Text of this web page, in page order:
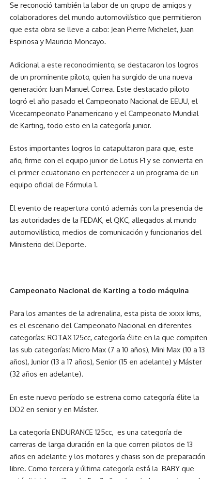
Se reconoció también la labor de un grupo de amigos y
colaboradores del mundo automovilístico que permitieron
que esta obra se lleve a cabo: Jean Pierre Michelet, Juan
Espinosa y Mauricio Moncayo.
Adicional a este reconocimiento, se destacaron los logros
de un prominente piloto, quien ha surgido de una nueva
generación: Juan Manuel Correa. Este destacado piloto
logró el año pasado el Campeonato Nacional de EEUU, el
Vicecampeonato Panamericano y el Campeonato Mundial
de Karting, todo esto en la categoría junior.
Estos importantes logros lo catapultaron para que, este
año, firme con el equipo junior de Lotus F1 y se convierta en
el primer ecuatoriano en pertenecer a un programa de un
equipo oficial de Fórmula 1.
El evento de reapertura contó además con la presencia de
las autoridades de la FEDAK, el QKC, allegados al mundo
automovilístico, medios de comunicación y funcionarios del
Ministerio del Deporte.
Campeonato Nacional de Karting a todo máquina
Para los amantes de la adrenalina, esta pista de xxxx kms,
es el escenario del Campeonato Nacional en diferentes
categorías: ROTAX 125cc, categoría élite en la que compiten
las sub categorías: Micro Max (7 a 10 años), Mini Max (10 a 13
años), Junior (13 a 17 años), Senior (15 en adelante) y Máster
(32 años en adelante).
En este nuevo período se estrena como categoría élite la
DD2 en senior y en Máster.
La categoría ENDURANCE 125cc, es una categoría de
carreras de larga duración en la que corren pilotos de 13
años en adelante y los motores y chasis son de preparación
libre. Como tercera y última categoría está la BABY que